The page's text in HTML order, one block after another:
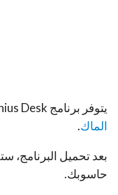
يتوفر برنامج Genius Desk
الماك.
بعد تحميل البرنامج،
حاسوبك.